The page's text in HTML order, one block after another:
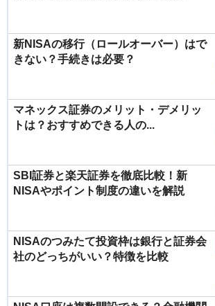
新NISAの移行（ロールオーバー）はで
きない？手続きは必要？
マネックス証券のメリット・デメリッ
トは？おすすめできる人の...
SBI証券と楽天証券を徹底比較！新
NISAやポイント制度の違いを解説
NISAのつみたて投資枠は銀行と証券会
社のどっちがいい？特徴を比較